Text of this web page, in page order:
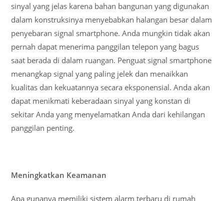
sinyal yang jelas karena bahan bangunan yang digunakan
dalam konstruksinya menyebabkan halangan besar dalam
penyebaran signal smartphone. Anda mungkin tidak akan
pernah dapat menerima panggilan telepon yang bagus
saat berada di dalam ruangan. Penguat signal smartphone
menangkap signal yang paling jelek dan menaikkan
kualitas dan kekuatannya secara eksponensial. Anda akan
dapat menikmati keberadaan sinyal yang konstan di
sekitar Anda yang menyelamatkan Anda dari kehilangan
panggilan penting.
Meningkatkan Keamanan
Apa gunanya memiliki sistem alarm terbaru di rumah